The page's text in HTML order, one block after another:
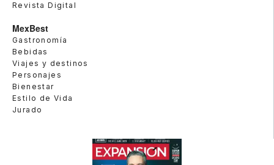
Revista Digital
MexBest
Gastronomía
Bebidas
Viajes y destinos
Personajes
Bienestar
Estilo de Vida
Jurado